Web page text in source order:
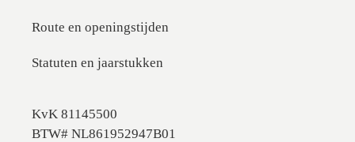
Route en openingstijden
Statuten en jaarstukken
KvK 81145500
BTW# NL861952947B01